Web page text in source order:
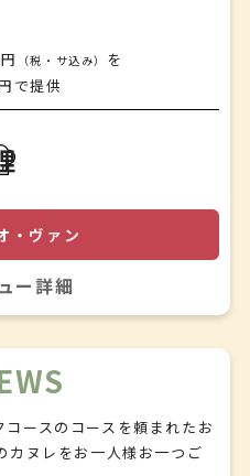
（税・サ込み）
を
で提供
・ヴァン
い合わせください。
ースのコースを頼まれたお
カヌレをお一人様お一つご